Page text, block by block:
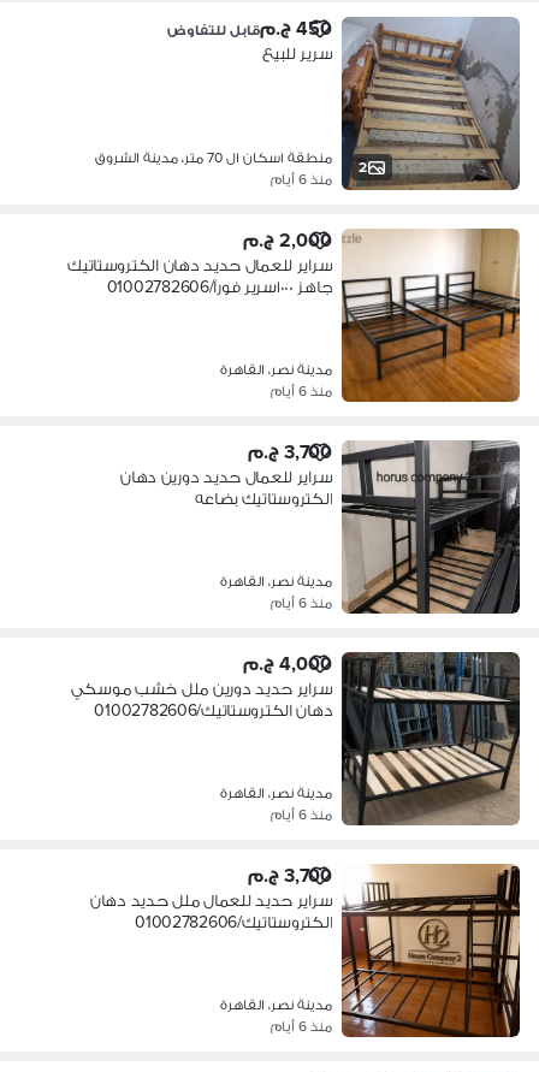
2
450 ج.م قابل للتفاوض
سرير للبيع
منطقة اسكان ال 70 متر، مدينة الشروق
منذ 6 أيام
2,000 ج.م
سراير للعمال حديد دهان الكتروستاتيك
جاهز ١٠٠٠سرير فورآ/01002782606
مدينة نصر، القاهرة
منذ 6 أيام
3,700 ج.م
سراير للعمال حديد دورين دهان
الكتروستاتيك بضاعه
مدينة نصر، القاهرة
منذ 6 أيام
4,000 ج.م
سراير حديد دورين ملل خشب موسكي
دهان الكتروستاتيك/01002782606
مدينة نصر، القاهرة
منذ 6 أيام
3,700 ج.م
سراير حديد للعمال ملل حديد دهان
الكتروستاتيك/01002782606
مدينة نصر، القاهرة
منذ 6 أيام